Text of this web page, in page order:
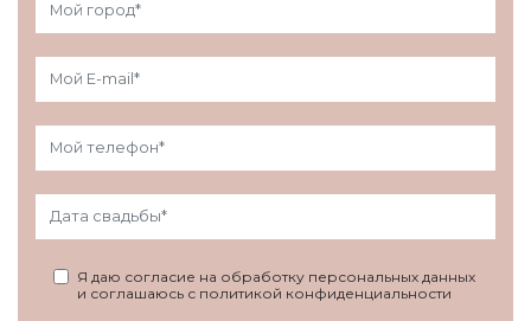
Я даю согласие на обработку персональных данных
и соглашаюсь с политикой конфиденциальности